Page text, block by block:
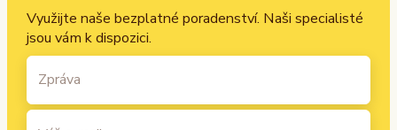
Využijte naše bezplatné poradenství. Naši specialisté
jsou vám k dispozici.